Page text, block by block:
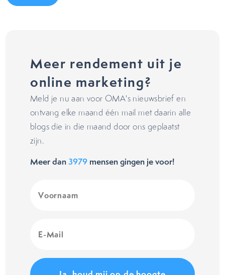
Meer rendement uit je
online marketing?
Meld je nu aan voor OMA's nieuwsbrief en
ontvang elke maand één mail met daarin alle
blogs die in die maand door ons geplaatst
zijn.
Meer dan3979 mensen gingen je voor!
(Vereist)
Mail